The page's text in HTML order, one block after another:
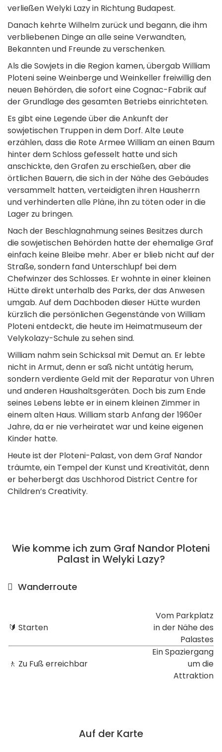
verließen Welyki Lazy in Richtung Budapest.
Danach kehrte Wilhelm zurück und begann, die ihm
verbliebenen Dinge an alle seine Verwandten,
Bekannten und Freunde zu verschenken.
Als die Sowjets in die Region kamen, übergab William
Ploteni seine Weinberge und Weinkeller freiwillig den
neuen Behörden, die sofort eine Cognac-Fabrik auf
der Grundlage des gesamten Betriebs einrichteten.
Es gibt eine Legende über die Ankunft der
sowjetischen Truppen in dem Dorf. Alte Leute
erzählen, dass die Rote Armee William an einen Baum
hinter dem Schloss gefesselt hatte und sich
anschickte, den Grafen zu erschießen, aber die
örtlichen Bauern, die sich in der Nähe des Gebäudes
versammelt hatten, verteidigten ihren Hausherrn
und verhinderten alle Pläne, ihn zu töten oder in die
Lager zu bringen.
Nach der Beschlagnahmung seines Besitzes durch
die sowjetischen Behörden hatte der ehemalige Graf
einfach keine Bleibe mehr. Aber er blieb nicht auf der
Straße, sondern fand Unterschlupf bei dem
Chefwinzer des Schlosses. Er wohnte in einer kleinen
Hütte direkt unterhalb des Parks, der das Anwesen
umgab. Auf dem Dachboden dieser Hütte wurden
kürzlich die persönlichen Gegenstände von William
Ploteni entdeckt, die heute im Heimatmuseum der
Velykolazy-Schule zu sehen sind.
William nahm sein Schicksal mit Demut an. Er lebte
nicht in Armut, denn er saß nicht untätig herum,
sondern verdiente Geld mit der Reparatur von Uhren
und anderen Haushaltsgeräten. Doch bis zum Ende
seines Lebens lebte er in einem kleinen Zimmer in
einem alten Haus. William starb Anfang der 1960er
Jahre, da er nie verheiratet war und keine eigenen
Kinder hatte.
Heute ist der Ploteni-Palast, von dem Graf Nandor
träumte, ein Tempel der Kunst und Kreativität, denn
er beherbergt das Uschhorod District Centre for
Children’s Creativity.
Wie komme ich zum Graf Nandor Ploteni
Palast in Welyki Lazy?
Wanderroute
🔰 Starten
Vom Parkplatz
in der Nähe des
Palastes
🚶 Zu Fuß erreichbar
Ein Spaziergang
um die
Attraktion
Auf der Karte